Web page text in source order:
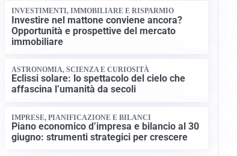
INVESTIMENTI, IMMOBILIARE E RISPARMIO
Investire nel mattone conviene ancora?
Opportunità e prospettive del mercato
immobiliare
ASTRONOMIA, SCIENZA E CURIOSITÀ
Eclissi solare: lo spettacolo del cielo che
affascina l’umanità da secoli
IMPRESE, PIANIFICAZIONE E BILANCI
Piano economico d’impresa e bilancio al 30
giugno: strumenti strategici per crescere